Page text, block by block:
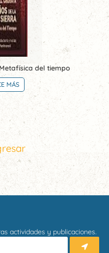
del tiempo
MÁS
actividades y publicaciones.